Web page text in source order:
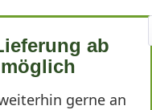
an. Die Pflanze
ab
gerne an